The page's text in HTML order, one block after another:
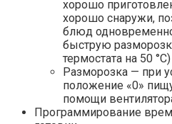
хорошо
хорошо снаружи,
блюд
быструю
термостата на 50 °С)
Разморозка — при
положение «0»
помощи
Программирование